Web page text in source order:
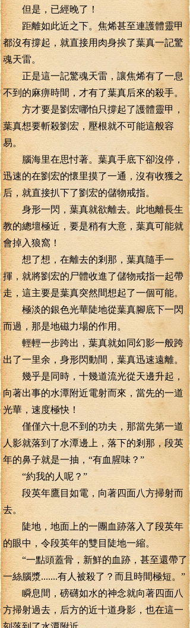
但是，已經晚了！
距離如此近之下。焦烯甚至連護體靈甲
都沒有撐起，就直接用肉身挨了葉真一記驚
魂天雷。
正是這一記驚魂天雷，讓焦烯有了一息
不到的麻痹時間，才有了葉真后來的殺手。
方才要是劉宏哪怕只撐起了護體靈甲，
葉真想要斬殺劉宏，壓根就不可能這般容
易。
腦海里在思忖著。葉真手底下卻沒停，
迅速的在劉宏的懷里摸了一通，沒有收獲之
后，就直接扒下了劉宏的儲物戒指。
身形一閃，葉真就欲離去。此地離長生
教的總壇極近，要是稍有大意，葉真可能就
會掉入狼窩！
想了想，在離去的剎那，葉真隨手一
揮，就將劉宏的尸體收進了儲物戒指一起帶
走，這主要是葉真突然間想起了一個可能。
極淡的銀色光華陡地從葉真腳底下一閃
而過，那是地磁力場的作用。
輕輕一步跨出，葉真就如同幻影一般跨
出了一里余，身形閃動間，葉真迅速遠離。
幾乎是同時，十幾道流光從天邊升起，
向著出事的水潭附近電射而來，當先的一道
光華，速度極快！
僅僅六十息不到的功夫，那當先第一道
人影就落到了水潭邊上，落下的剎那，段英
年的鼻子就是一抽，“有血腥味？”
“約我的人呢？”
段英年鷹目如電，向著四面八方掃射而
去。
陡地，地面上的一團血跡落入了段英年
的眼中，令段英年的雙目陡地一縮。
“一點頭蓋骨，新鮮的血跡，甚至還帶了
一絲腦漿.......有人被殺了？而且時間極短。”
瞬息間，磅礴如水的神念就向著四面八
方掃射過去，后方的近十道身影，也在這一